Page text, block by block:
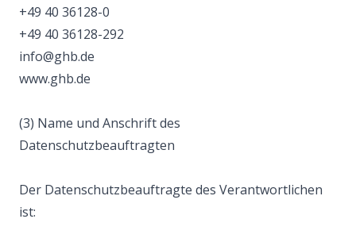
+49 40 36128-0
+49 40 36128-292
info@ghb.de
www.ghb.de
(3) Name und Anschrift des
Datenschutzbeauftragten
Der Datenschutzbeauftragte des Verantwortlichen
ist: